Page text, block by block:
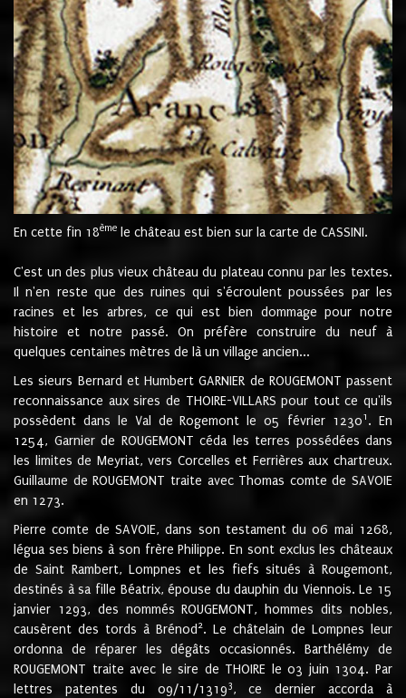
En cette fin 18ème le château est bien sur la carte de CASSINI.
C'est un des plus vieux château du plateau connu par les textes.
Il n'en reste que des ruines qui s'écroulent poussées par les
racines et les arbres, ce qui est bien dommage pour notre
histoire et notre passé. On préfère construire du neuf à
quelques centaines mètres de là un village ancien...
Les sieurs Bernard et Humbert GARNIER de ROUGEMONT passent
reconnaissance aux sires de THOIRE-VILLARS pour tout ce qu'ils
possèdent dans le Val de Rogemont le 05 février 12301 . En
1254, Garnier de ROUGEMONT céda les terres possédées dans
les limites de Meyriat, vers Corcelles et Ferrières aux chartreux.
Guillaume de ROUGEMONT traite avec Thomas comte de SAVOIE
en 1273.
Pierre comte de SAVOIE, dans son testament du 06 mai 1268,
légua ses biens à son frère Philippe. En sont exclus les châteaux
de Saint Rambert, Lompnes et les fiefs situés à Rougemont,
destinés à sa fille Béatrix, épouse du dauphin du Viennois. Le 15
janvier 1293, des nommés ROUGEMONT, hommes dits nobles,
causèrent des tords à Brénod 2. Le châtelain de Lompnes leur
ordonna de réparer les dégâts occasionnés. Barthélémy de
ROUGEMONT traite avec le sire de THOIRE le 03 juin 1304. Par
lettres patentes du 09/11/13193, ce dernier accorda à